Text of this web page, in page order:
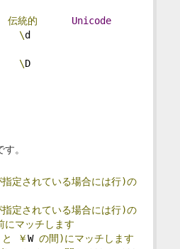
伝統的
Unicode
\d
\D
。
指定されている場合には行)の
指定されている場合には行)の
にマッチします
と ￥W の間)にマッチします